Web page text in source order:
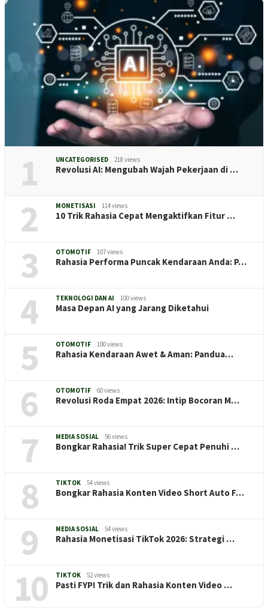
1 UNCATEGORISED 218 views
Revolusi AI: Mengubah Wajah Pekerjaan di …
2 MONETISASI 114 views
10 Trik Rahasia Cepat Mengaktifkan Fitur …
3 OTOMOTIF 107 views
Rahasia Performa Puncak Kendaraan Anda: P…
4 TEKNOLOGI DAN AI 100 views
Masa Depan AI yang Jarang Diketahui
5 OTOMOTIF 100 views
Rahasia Kendaraan Awet & Aman: Pandua…
6 OTOMOTIF 60 views
Revolusi Roda Empat 2026: Intip Bocoran M…
7 MEDIA SOSIAL 56 views
Bongkar Rahasia! Trik Super Cepat Penuhi …
8 TIKTOK 54 views
Bongkar Rahasia Konten Video Short Auto F…
9 MEDIA SOSIAL 54 views
Rahasia Monetisasi TikTok 2026: Strategi …
10 TIKTOK 52 views
Pasti FYP! Trik dan Rahasia Konten Video …